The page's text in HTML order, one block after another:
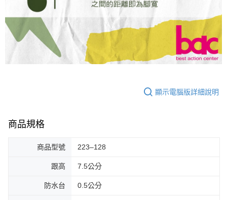
顯示電腦版詳細說明
商品規格
商品型號 223–128
跟高 7.5公分
防水台 0.5公分